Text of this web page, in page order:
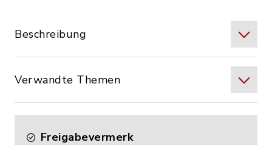
Beschreibung
Verwandte Themen
Freigabevermerk